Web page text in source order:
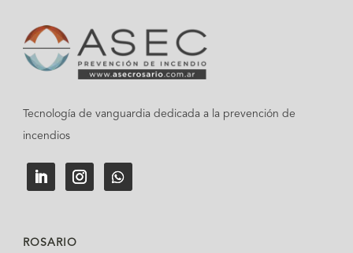
Tecnología de vanguardia dedicada a la prevención de
incendios
ROSARIO